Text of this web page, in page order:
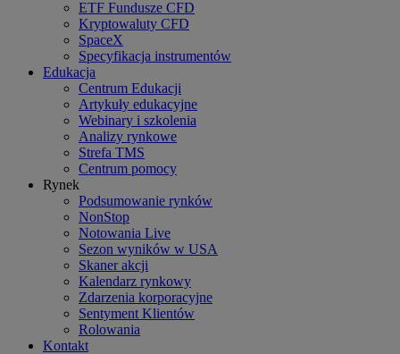
ETF Fundusze CFD
Kryptowaluty CFD
SpaceX
Specyfikacja instrumentów
Edukacja
Centrum Edukacji
Artykuły edukacyjne
Webinary i szkolenia
Analizy rynkowe
Strefa TMS
Centrum pomocy
Rynek
Podsumowanie rynków
NonStop
Notowania Live
Sezon wyników w USA
Skaner akcji
Kalendarz rynkowy
Zdarzenia korporacyjne
Sentyment Klientów
Rolowania
Kontakt